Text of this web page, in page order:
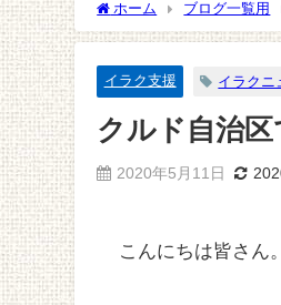
ホーム ブログ一覧用
イラク支援 イラクニ
クルド自治区
2020年5月11日
こんにちは皆さん